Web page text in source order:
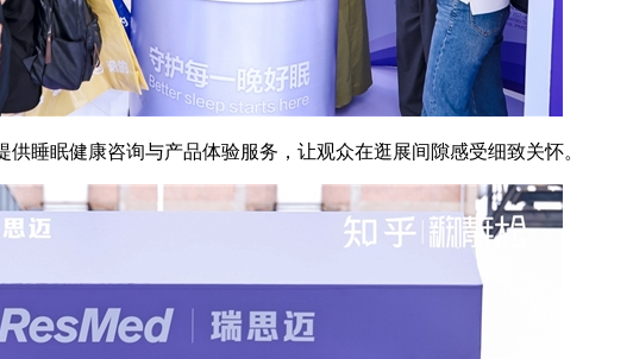
睡眠健康咨询与产品体验服务，让观众在逛展间隙感受细致关怀。